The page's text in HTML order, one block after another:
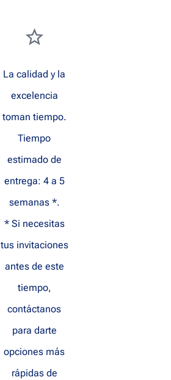
La calidad y la
excelencia
toman tiempo.
Tiempo
estimado de
entrega: 4 a 5
semanas *.
* Si necesitas
tus invitaciones
antes de este
tiempo,
contáctanos
para darte
opciones más
rápidas de